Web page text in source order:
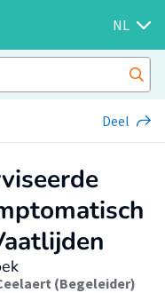
NL
Deel
(Begeleider)